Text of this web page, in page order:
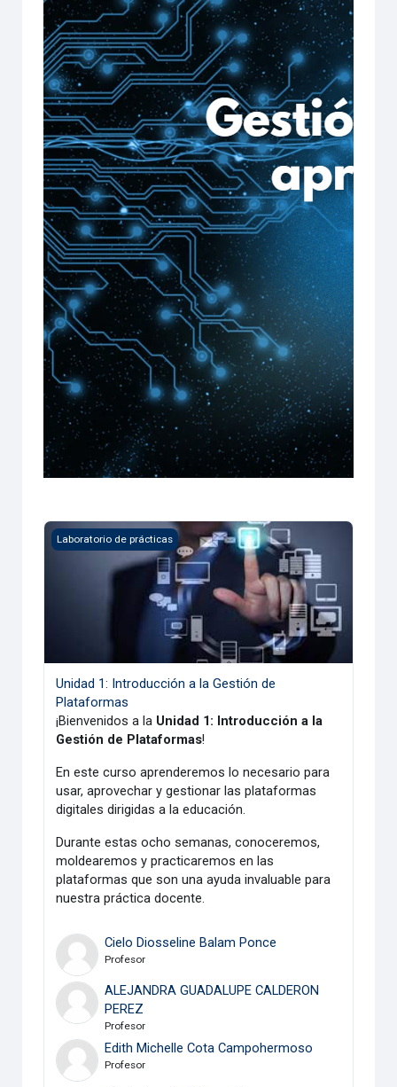
Unidad 1: Introducción a la Gestión de Plataformas
Laboratorio de prácticas
Unidad 1: Introducción a la Gestión de
Plataformas
¡Bienvenidos a la Unidad 1: Introducción a la
Gestión de Plataformas!
En este curso aprenderemos lo necesario para
usar, aprovechar y gestionar las plataformas
digitales dirigidas a la educación.
Durante estas ocho semanas, conoceremos,
moldearemos y practicaremos en las
plataformas que son una ayuda invaluable para
nuestra práctica docente.
Cielo Diosseline Balam Ponce
Profesor
ALEJANDRA GUADALUPE CALDERON
PEREZ
Profesor
Edith Michelle Cota Campohermoso
Profesor